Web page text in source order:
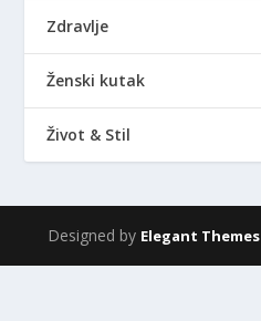
Zdravlje
Ženski kutak
Život & Stil
Designed by Elegant Themes